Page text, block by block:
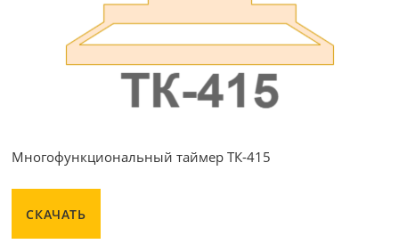
Многофункциональный таймер ТК-415
СКАЧАТЬ